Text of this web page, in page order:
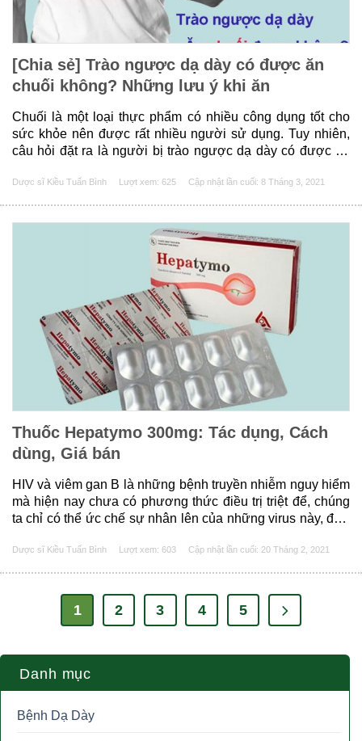
[Chia sẻ] Trào ngược dạ dày có được ăn
chuối không? Những lưu ý khi ăn
Chuối là một loại thực phẩm có nhiều công dụng tốt cho
sức khỏe nên được rất nhiều người sử dụng. Tuy nhiên,
câu hỏi đặt ra là người bị trào ngược dạ dày có được ăn
cùng giải đáp qua......
Dược sĩ Kiều Tuấn Bình Lượt xem: 625 Cập nhật lần cuối: 8 Tháng 3, 2021
Thuốc Hepatymo 300mg: Tác dụng, Cách
dùng, Giá bán
HIV và viêm gan B là những bệnh truyền nhiễm nguy hiểm
mà hiện nay chưa có phương thức điều trị triệt để, chúng
ta chỉ có thể ức chế sự nhân lên của những virus này, đưa
trường dược hiện nay,......
Dược sĩ Kiều Tuấn Bình Lượt xem: 603 Cập nhật lần cuối: 20 Tháng 2, 2021
1 2 3 4 5
Danh mục
Bệnh Dạ Dày